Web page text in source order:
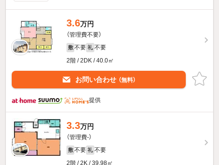
3.6万円
（管理費不要）
敷 不要 礼 不要
2階 / 2DK / 40.0㎡
お問い合わせ （無料）
提供
3.3万円
（管理費-）
敷 不要 礼 不要
2階 / 2K / 39.98㎡